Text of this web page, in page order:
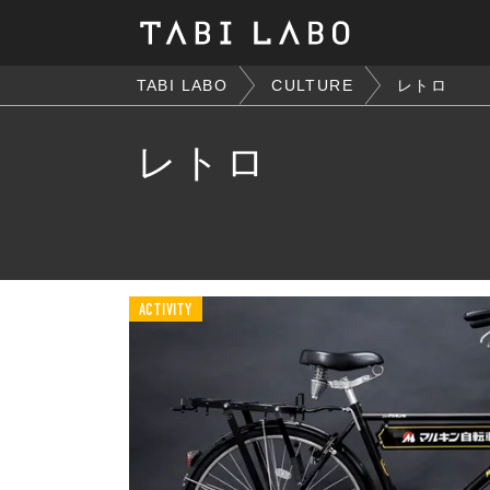
TABI LABO CULTURE レトロ
レトロ
ACTIVITY